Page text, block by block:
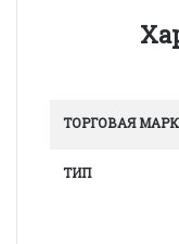
ТОРГОВАЯ
ТИП